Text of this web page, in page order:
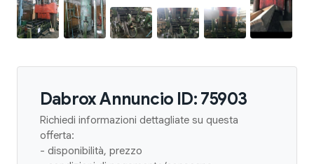
Dabrox Annuncio ID: 75903
Richiedi informazioni dettagliate su questa
offerta:
- disponibilità, prezzo